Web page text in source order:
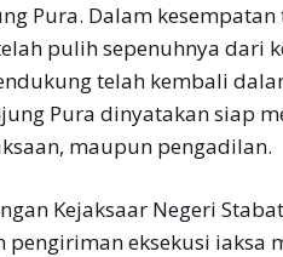
Pura. Dalam
pulih sepenuhnya dari
telah kembali
Pura dinyatakan siap
maupun pengadilan.
Kejaksaar Negeri
pengiriman eksekusi iaksa